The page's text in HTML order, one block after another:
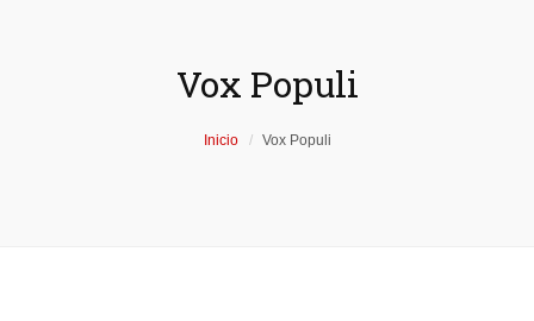
Vox Populi
Inicio Vox Populi